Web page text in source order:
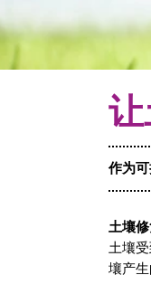
作为
土壤
土壤
壤产